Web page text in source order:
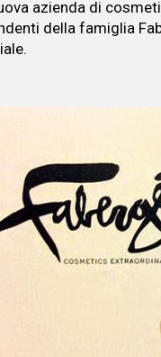
azienda di
della famiglia